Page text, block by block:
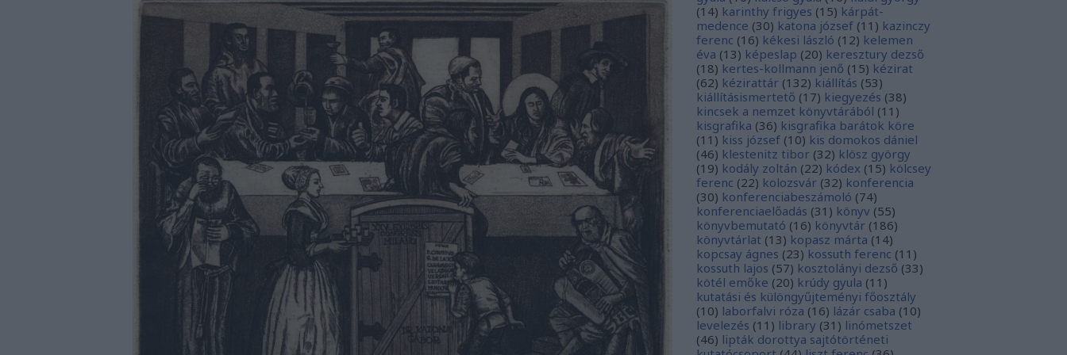
(14) karinthy frigyes (15) kárpát-
medence (30) katona józsef (11 ) kazinczy
ferenc (16) kékesi lászló (12) kelemen
éva (13) képeslap (20) keresztury dezső
(18) kertes-kollmann jenő (15) kézirat
(62) kézirattár (132) kiállítás (53)
kiállításismertető (17) kiegyezés (38)
kincsek a nemzet könyvtárából (11 )
kisgrafika (36) kisgrafika barátok köre
(11 ) kiss józsef (10) kis domokos dániel
(46) klestenitz tibor (32) klösz györgy
(19) kodály zoltán (22) kódex (15) kölcsey
ferenc (22) kolozsvár (32) konferencia
(30) konferenciabeszámoló (74)
konferenciaelőadás (31 ) könyv (55)
könyvbemutató (16) könyvtár (186)
könyvtárlat (13) kopasz márta (14)
kopcsay ágnes (23) kossuth ferenc (11 )
kossuth lajos (57) kosztolányi dezső (33)
kötél emőke (20) krúdy gyula (11 )
kutatási és különgyűjteményi főosztály
(10) laborfalvi róza (16) lázár csaba (10)
levelezés (11 ) library (31 ) linómetszet
(46) lipták dorottya sajtótörténeti